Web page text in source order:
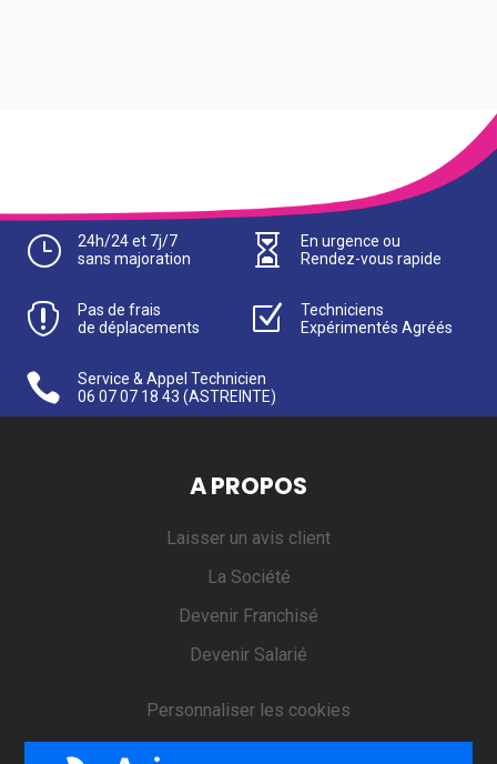
}
24h/24 et 7j/7
sans majoration

En urgence ou
Rendez-vous rapide

Pas de frais
de déplacements
Z
Techniciens
Expérimentés Agréés

Service & Appel Technicien
06 07 07 18 43 (ASTREINTE)
A PROPOS
Laisser un avis client
La Société
Devenir Franchisé
Devenir Salarié
Personnaliser les cookies